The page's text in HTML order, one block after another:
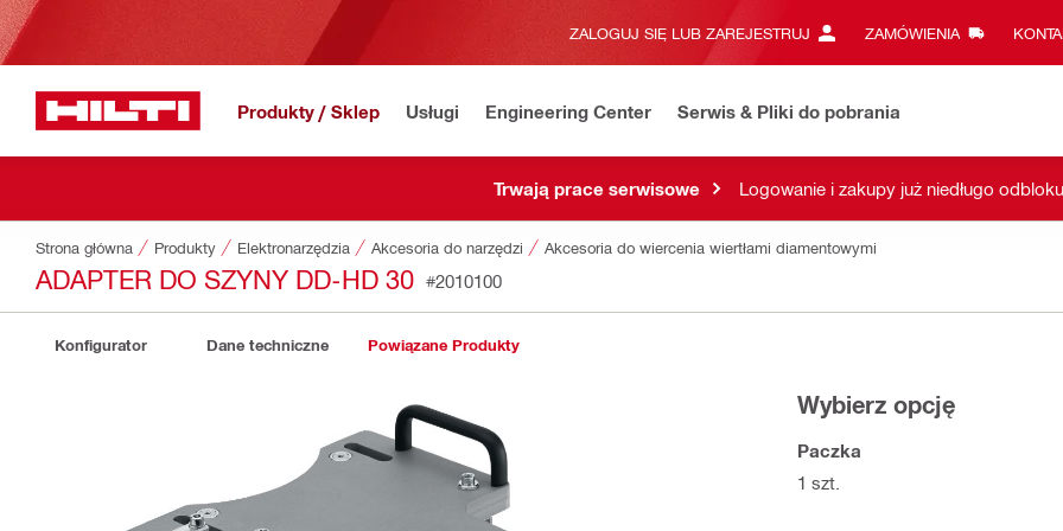
ZALOGUJ SIĘ LUB ZAREJESTRUJ ZAMÓWIENIA
Produkty / Sklep Usługi Engineering Center Serwis & Pliki do pobrania
Trwają prace serwisowe Logowanie i zakupy już niedługo
Strona główna Produkty Elektronarzędzia Akcesoria do narzędzi Akcesoria do wiercenia wiertłami diamentowymi
ADAPTER DO SZYNY DD-HD 30 #2010100
Konfigurator Dane techniczne Powiązane Produkty
Wybierz opcję
Paczka
1 szt.